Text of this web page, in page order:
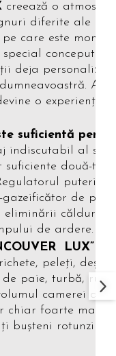
creează o
diferite ale
care este
concepute
deja
o experienţă
suficientă
indiscutabil al
suficiente două-
puterii
de pe
căldurii
de ardere.
LUX”
peleți,
paie, turbă,
camerei de
chiar foarte mari.
buşteni rotunzi